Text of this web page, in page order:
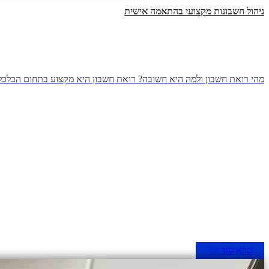
ניהול חשבונות מקצועי בהתאמה אישית
מהי רואת חשבון ולמה היא חשובה? רואת חשבון היא מקצוע בתחום
קרא עוד >>